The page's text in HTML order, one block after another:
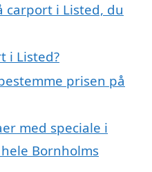
carport i Listed, du
i Listed?
prisen på
med speciale i
Bornholms